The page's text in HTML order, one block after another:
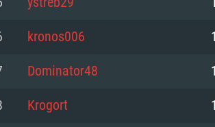
ystreb29
kronos006
Dominator48
Krogort